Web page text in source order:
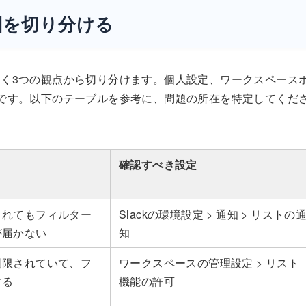
切り分ける
3つの観点から切り分けます。個人設定、ワークスペース
。以下のテーブルを参考に、問題の所在を特定してくだ
確認すべき設定
てもフィルター
かない
Slackの環境設定 > 通知 > リストの通
知
されていて、フ
ワークスペースの管理設定 > リスト
機能の許可